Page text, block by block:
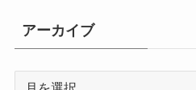
リ
ー
アーカイブ